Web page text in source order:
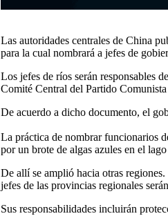
Las autoridades centrales de China
para la cual nombrará a jefes de
Los jefes de ríos serán responsables
Comité Central del Partido
De acuerdo a dicho documento, el
La práctica de nombrar funcionarios
por un brote de algas azules en el
De allí se amplió hacia otras
jefes de las provincias regionales
Sus responsabilidades incluirán